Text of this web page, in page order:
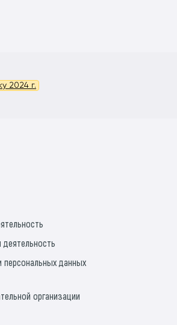
2024 г.
деятельность
данных
организации